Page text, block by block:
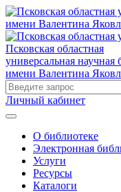
Псковская областная
универсальная научная
имени Валентина
Личный кабинет
О библиотеке
Электронная
Услуги
Ресурсы
Каталоги